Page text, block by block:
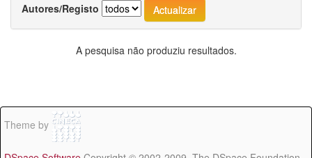
Autores/Registo
A pesquisa não produziu resultados.
Theme by